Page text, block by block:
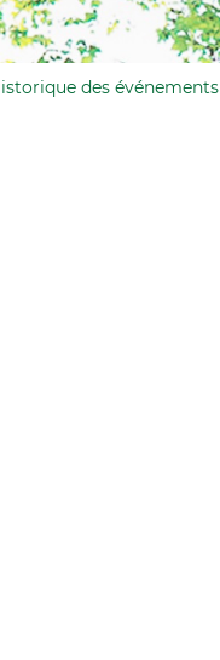
des événements